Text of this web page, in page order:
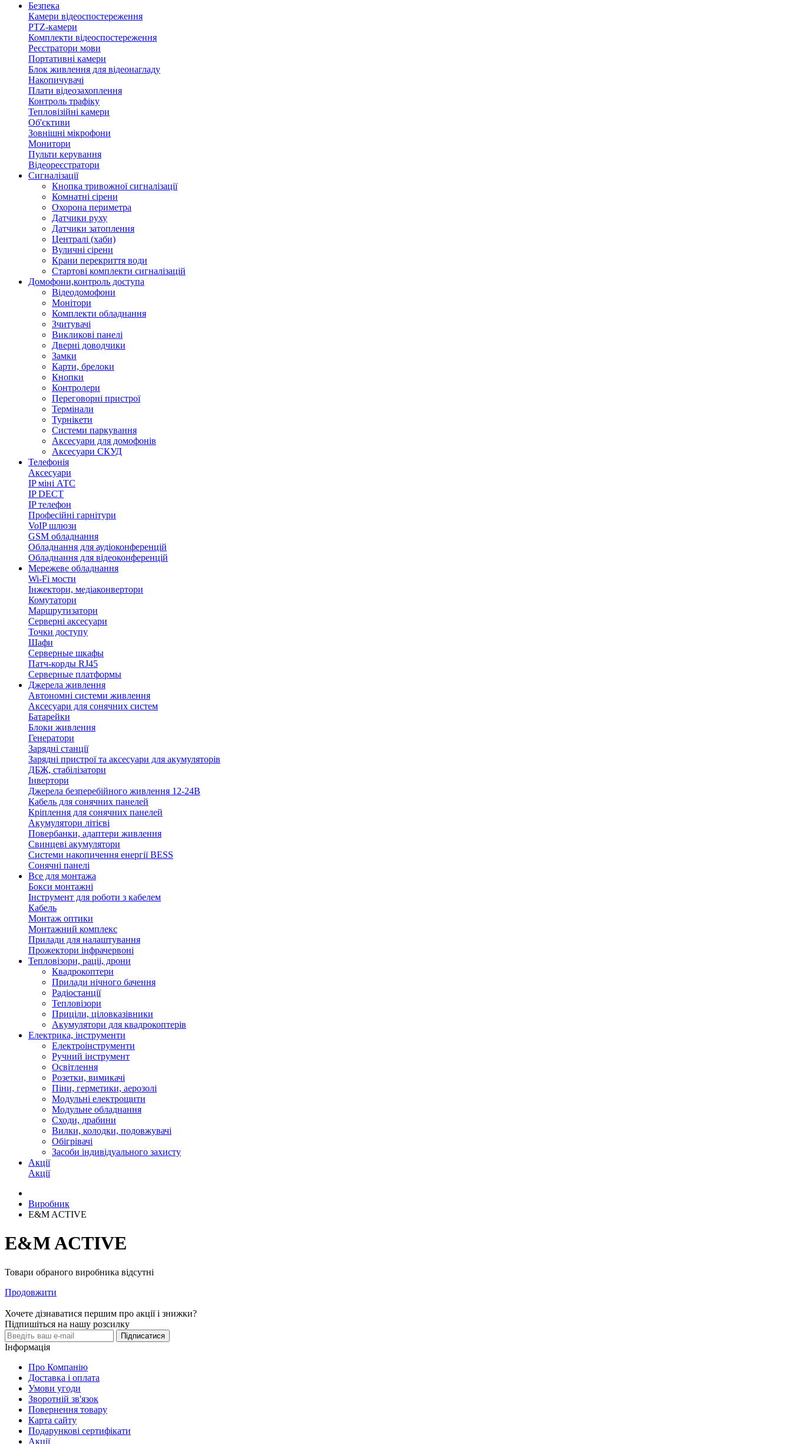
Безпека
Камери відеоспостереження
PTZ-камери
Комплекти відеоспостереження
Реєстратори мови
Портативні камери
Блок живлення для відеонагладу
Накопичувачі
Плати відеозахоплення
Контроль трафіку
Тепловізійні камери
Об'єктиви
Зовнішні мікрофони
Монитори
Пульти керування
Відеореєстратори
Сигналізації
Кнопка тривожної сигналізації
Комнатні сірени
Охорона периметра
Датчики руху
Датчики затоплення
Централі (хаби)
Вуличні сірени
Крани перекриття води
Стартові комплекти сигналізацій
Домофони,контроль доступа
Відеодомофони
Монітори
Комплекти обладнання
Зчитувачі
Викликові панелі
Дверні доводчики
Замки
Карти, брелоки
Кнопки
Контролери
Переговорні пристрої
Термінали
Турнікети
Системи паркування
Аксесуари для домофонів
Аксесуари СКУД
Телефонія
Аксесуари
IP міні АТС
IP DECT
IP телефон
Професійні гарнітури
VoIP шлюзи
GSM обладнання
Обладнання для аудіоконференцій
Обладнання для відеоконференцій
Мережеве обладнання
Wi-Fi мости
Інжектори, медіаконвертори
Комутатори
Маршрутизатори
Серверні аксесуари
Точки доступу
Шафи
Серверные шкафы
Патч-корды RJ45
Серверные платформы
Джерела живлення
Автономні системи живлення
Аксесуари для сонячних систем
Батарейки
Блоки живлення
Генератори
Зарядні станції
Зарядні пристрої та аксесуари для акумуляторів
ДБЖ, стабілізатори
Інвертори
Джерела безперебійного живлення 12-24В
Кабель для сонячних панелей
Кріплення для сонячних панелей
Акумулятори літієві
Повербанки, адаптери живлення
Свинцеві акумулятори
Системи накопичення енергії BESS
Сонячні панелі
Все для монтажа
Бокси монтажні
Інструмент для роботи з кабелем
Кабель
Монтаж оптики
Монтажний комплекс
Прилади для налаштування
Прожектори інфрачервоні
Тепловізори, раціі, дрони
Квадрокоптери
Прилади нічного бачення
Радіостанції
Тепловізори
Приціли, ціловказівники
Акумулятори для квадрокоптерів
Електрика, інструменти
Електроінструменти
Ручний інструмент
Освітлення
Розетки, вимикачі
Піни, герметики, аерозолі
Модульні електрощити
Модульне обладнання
Сходи, драбини
Вилки, колодки, подовжувачі
Обігрівачі
Засоби індивідуального захисту
Акції
Акції
Виробник
E&M ACTIVE
E&M ACTIVE
Товари обраного виробника відсутні
Продовжити
Хочете дізнаватися першим про акції і знижки?
Підпишіться на нашу розсилку
Підписатися
Інформація
Про Компанію
Доставка і оплата
Умови угоди
Зворотній зв'язок
Повернення товару
Карта сайту
Подарункові сертифікати
Акції